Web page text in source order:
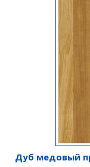
Дуб медовый